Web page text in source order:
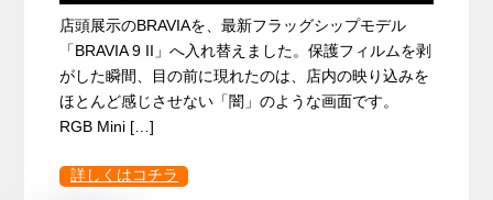
店頭展示のBRAVIAを、最新フラッグシップモデル
「BRAVIA 9 II」へ入れ替えました。保護フィルムを剥
がした瞬間、目の前に現れたのは、店内の映り込みを
ほとんど感じさせない「闇」のような画面です。
RGB Mini […]
詳しくはコチラ